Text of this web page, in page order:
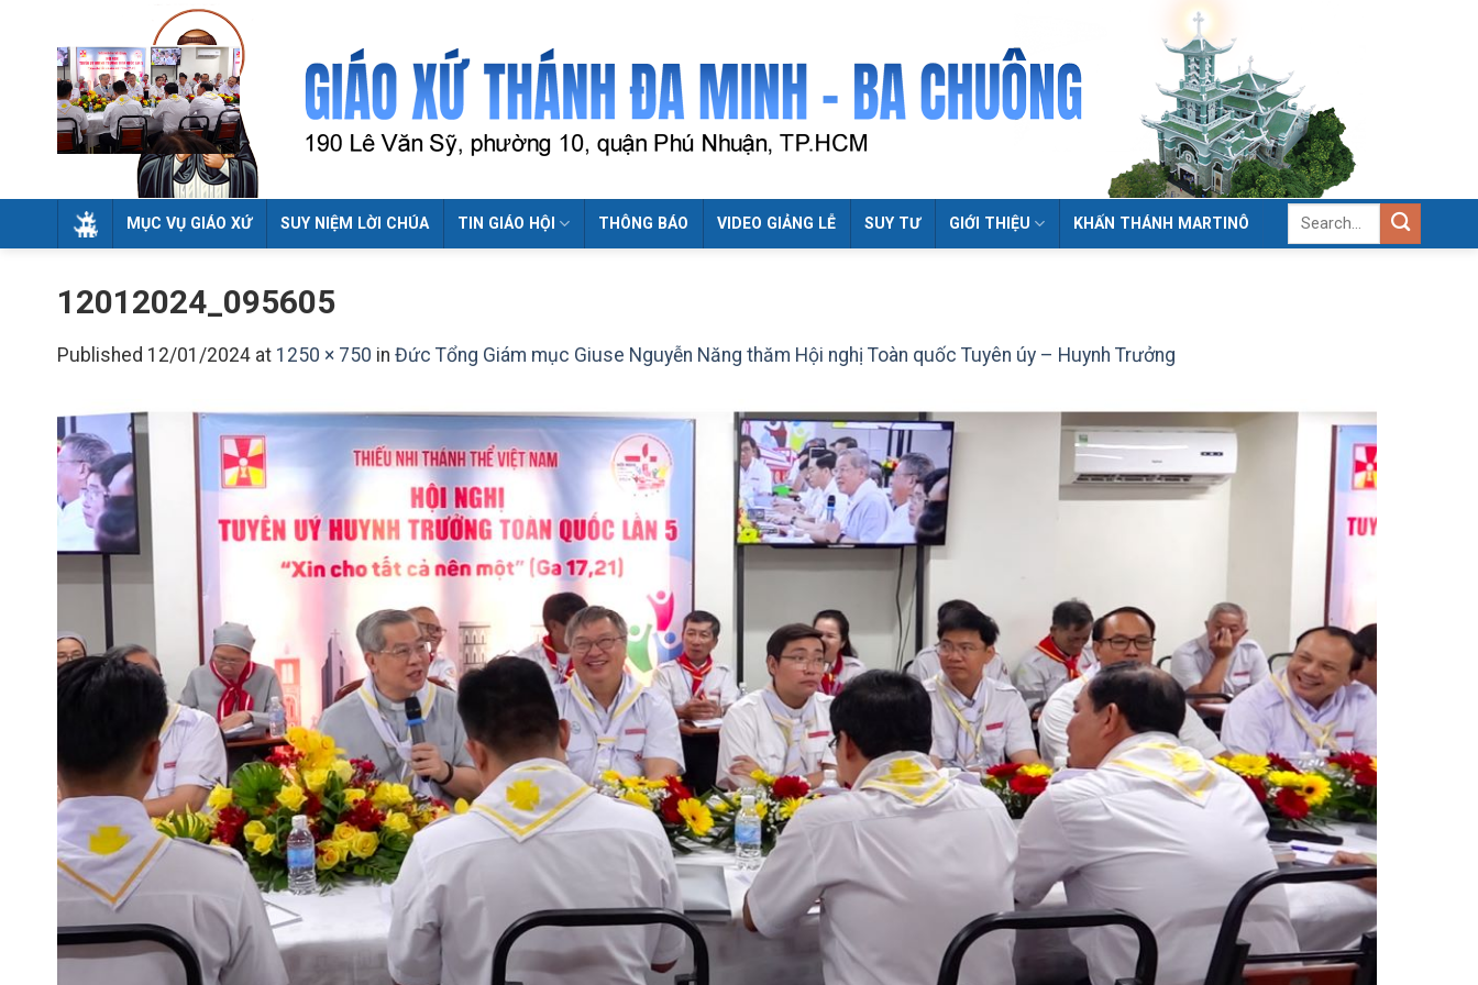
content
MỤC VỤ GIÁO XỨ SUY NIỆM LỜI CHÚA TIN GIÁO HỘI THÔNG BÁO VIDEO GIẢNG LỄ SUY TƯ GIỚI THIỆU KHẤN THÁNH MARTINÔ
12012024_095605
Published 12/01/2024 at 1250 × 750 in Đức Tổng Giám mục Giuse Nguyễn Năng thăm Hội nghị Toàn quốc Tuyên úy – Huynh Trưởng